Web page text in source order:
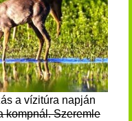
a vízitúra napján
kompnál. Szeremle